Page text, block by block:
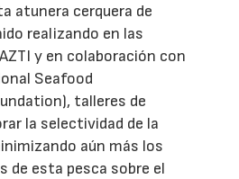
atunera cerquera de
realizando en las
y en colaboración con
Seafood
talleres de
la selectividad de la
aún más los
de esta pesca sobre el